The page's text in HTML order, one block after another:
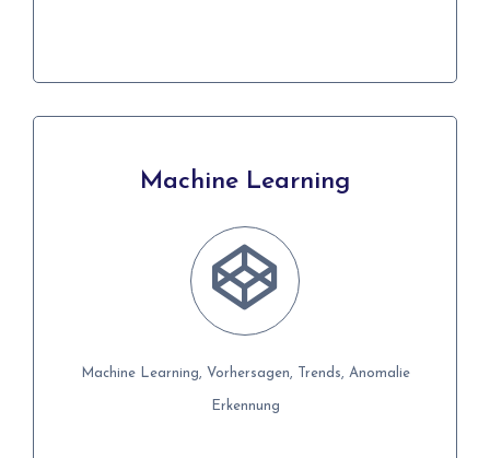
Machine Learning
Machine Learning, Vorhersagen, Trends, Anomalie
Erkennung
Machine Learning
Machine Learning, Vorhersagen, Trends, Anomalie
Erkennung